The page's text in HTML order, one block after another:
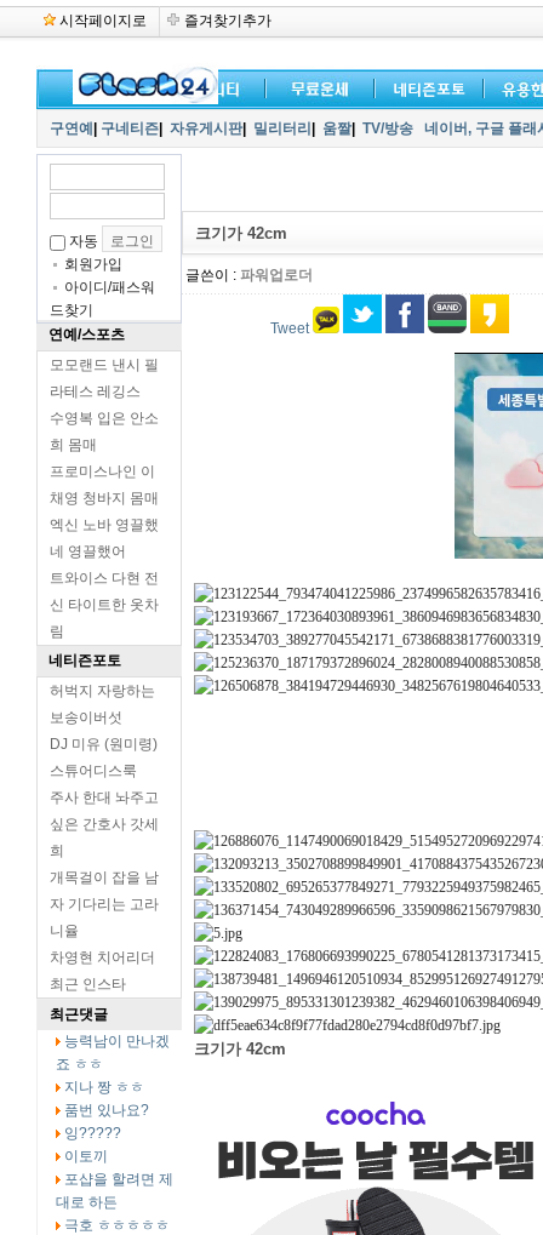
시작페이지로 즐겨찾기추가
구연예 구네티즌 자유게시판| 밀리터리 움짤| TV/방송 네이버, 구글 플
자동
회원가입
아이디/패스워
드찾기
연예/스포츠
모모랜드 낸시 필
라테스 레깅스
수영복 입은 안소
희 몸매
프로미스나인 이
채영 청바지 몸매
엑신 노바 영끌했
네 영끌했어
트와이스 다현 전
신 타이트한 옷차
림
네티즌포토
허벅지 자랑하는
보송이버섯
DJ 미유 (원미령)
스튜어디스룩
주사 한대 놔주고
싶은 간호사 갓세
희
개목걸이 잡을 남
자 기다리는 고라
니율
차영현 치어리더
최근 인스타
최근댓글
능력남이 만나겠
죠 ㅎㅎ
지나 짱 ㅎㅎ
품번 있나요?
잉?????
이토끼
포샵을 할려면 제
대로 하든
극호 ㅎㅎㅎㅎㅎ
크기가 42cm
글쓴이 : 파워업로더
Tweet
크기가 42cm